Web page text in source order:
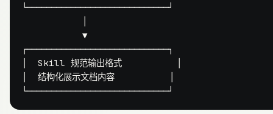
└─────────────────────────────┘
           ▼
┌─────────────────────────────┐
│  Skill 规范输出格式          │
│  结构化展示文档内容          │